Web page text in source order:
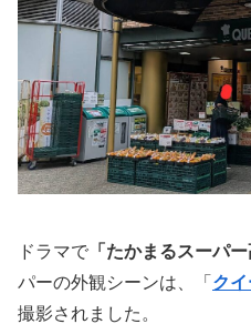
ドラマで 「たかまるスーパー
パーの外観シーンは、「 ク
撮影されました。